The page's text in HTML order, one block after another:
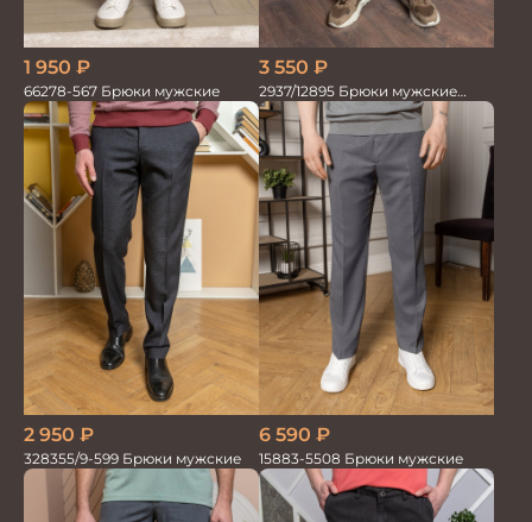
1 950 ₽
66278-567 Брюки мужские
3 550 ₽
2937/12895 Брюки мужские
RUBY серые
2 950 ₽
328355/9-599 Брюки мужские
6 590 ₽
15883-5508 Брюки мужские